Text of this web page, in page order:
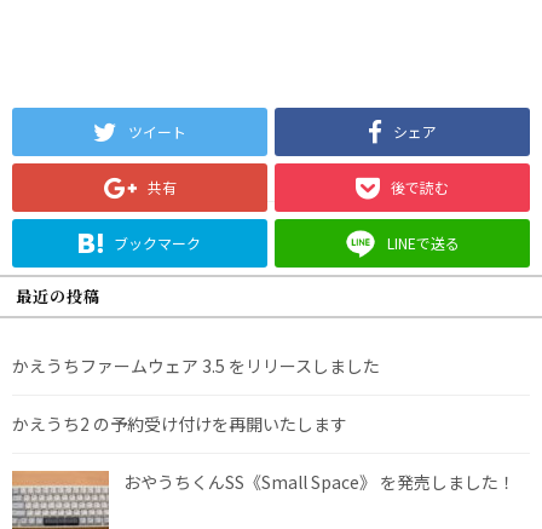
ツイート シェア
共有 後で読む
ブックマーク LINEで送る
最近の投稿
かえうちファームウェア 3.5 をリリースしました
かえうち2 の予約受け付けを再開いたします
おやうちくんSS《Small Space》 を発売しました！